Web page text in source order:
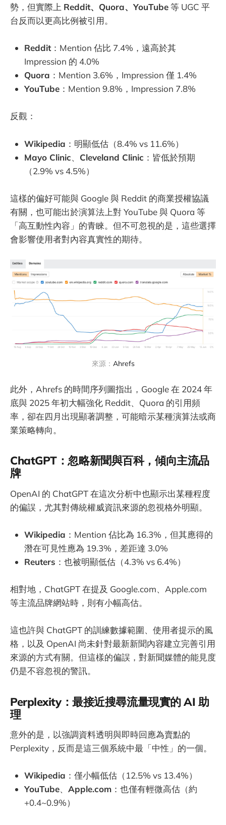
勢，但實際上 Reddit、Quora、YouTube等 UGC 平
台反而以更高比例被引用。
Reddit：Mention 佔比 7.4%，遠高於其
Impression 的 4.0%
Quora ：Mention 3.6%，Impression 僅 1.4%
YouTube ：Mention 9.8%，Impression 7.8%
反觀：
Wikipedia ：明顯低估（8.4% vs 11.6%）
Mayo Clinic、 Cleveland Clinic ：皆低於預期
（2.9% vs 4.5%）
這樣的偏好可能與 Google 與 Reddit 的商業授權協議
有關，也可能出於演算法上對 YouTube 與 Quora 等
「高互動性內容」的青睞。但不可忽視的是，這些選擇
會影響使用者對內容真實性的期待。
來源： Ahrefs
此外，Ahrefs 的時間序列圖指出，Google 在 2024 年
底與 2025 年初大幅強化 Reddit、Quora 的引用頻
率，卻在四月出現顯著調整，可能暗示某種演算法或商
業策略轉向。
ChatGPT：忽略新聞與百科，傾向主流品
牌
OpenAI 的 ChatGPT 在這次分析中也顯示出某種程度
的偏誤，尤其對傳統權威資訊來源的忽視格外明顯。
Wikipedia ：Mention 佔比為 16.3%，但其應得的
潛在可見性應為 19.3%，差距達 3.0%
Reuters ：也被明顯低估（4.3% vs 6.4%）
相對地，ChatGPT 在提及 Google.com、Apple.com
等主流品牌網站時，則有小幅高估。
這也許與 ChatGPT 的訓練數據範圍、使用者提示的風
格，以及 OpenAI 尚未針對最新新聞內容建立完善引用
來源的方式有關。但這樣的偏誤，對新聞媒體的能見度
仍是不容忽視的警訊。
Perplexity：最接近搜尋流量現實的 AI 助
理
意外的是，以強調資料透明與即時回應為賣點的
Perplexity，反而是這三個系統中最「中性」的一個。
Wikipedia ：僅小幅低估（12.5% vs 13.4%）
YouTube、 Apple.com ：也僅有輕微高估（約
+0.4~0.9%）